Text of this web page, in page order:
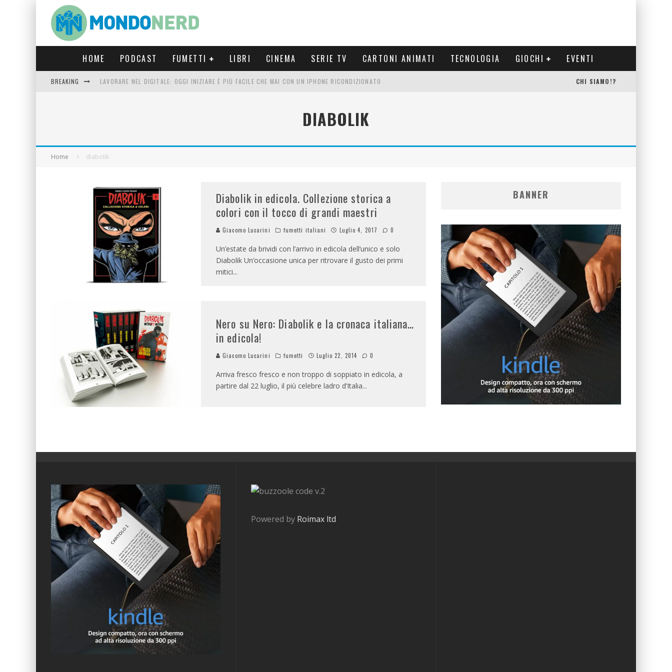
HOME PODCAST FUMETTI LIBRI CINEMA SERIE TV CARTONI ANIMATI TECNOLOGIA GIOCHI EVENTI
BREAKING LAVORARE NEL DIGITALE: OGGI INIZIARE È PIÙ FACILE CHE MAI CON UN IPHONE RICONDIZIONATO CHI SIAMO!?
DIABOLIK
Home diabolik
Diabolik in edicola. Collezione storica a
colori con il tocco di grandi maestri
Giacomo Lucarini fumetti italiani Luglio 4, 2017 0
Un’estate da brividi con l’arrivo in edicola dell’unico e solo
Diabolik Un’occasione unica per ritrovare il gusto dei primi
mitici...
Nero su Nero: Diabolik e la cronaca italiana…
in edicola!
Giacomo Lucarini fumetti Luglio 22, 2014 0
Arriva fresco fresco e non troppo di soppiato in edicola, a
partire dal 22 luglio, il più celebre ladro d’Italia...
BANNER
v.2
Powered by Roimax ltd